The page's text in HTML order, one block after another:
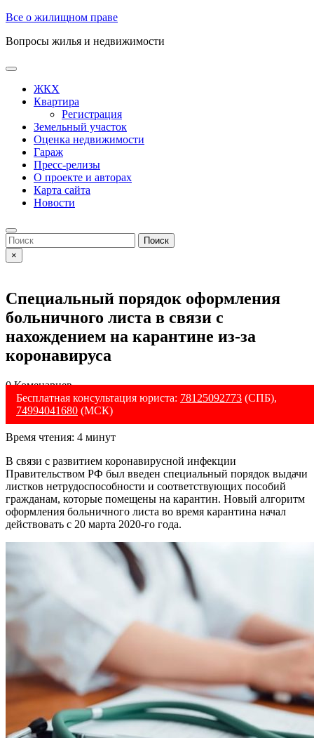
Skip
content
Все о жилищном праве
Вопросы жилья и недвижимости
Open
ButtonЖКХ
Квартира
Регистрация
Земельный участок
Оценка недвижимости
Гараж
Пресс-релизы
О проекте и авторах
Карта сайта
Новости
Close
Button
Search
for:
×
Специальный порядок оформления
больничного листа в связи с
нахождением на карантине из-за
коронавируса
0 Коменариев
Бесплатная консультация юриста: 78125092773 (СПБ),
74994041680 (МСК)
Время чтения: 4 минут
В связи с развитием коронавирусной инфекции
Правительством РФ был введен специальный порядок выдачи
листков нетрудоспособности и соответствующих пособий
гражданам, которые помещены на карантин. Новый алгоритм
оформления больничного листа во время карантина начал
действовать с 20 марта 2020-го года.